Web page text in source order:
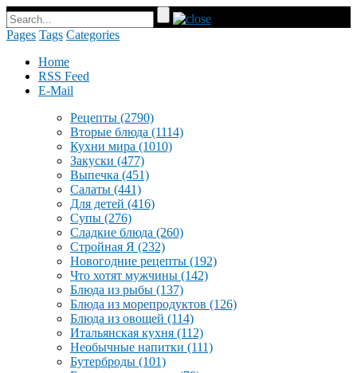
Pages Tags Categories
Home
RSS Feed
E-Mail
Рецепты (2790)
Вторые блюда (1114)
Кухни мира (1010)
Закуски (477)
Выпечка (451)
Салаты (441)
Для детей (416)
Супы (276)
Сладкие блюда (260)
Стройная Я (232)
Новогодние рецепты (192)
Что хотят мужчины (142)
Блюда из рыбы (137)
Блюда из морепродуктов (126)
Блюда из овощей (114)
Итальянская кухня (112)
Необычные напитки (111)
Бутерброды (101)